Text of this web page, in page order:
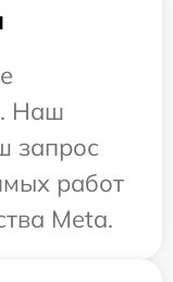
Наш
запрос
работ
Meta.